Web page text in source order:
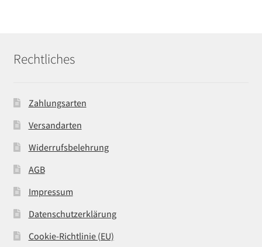
Rechtliches
Zahlungsarten
Versandarten
Widerrufsbelehrung
AGB
Impressum
Datenschutzerklärung
Cookie-Richtlinie (EU)